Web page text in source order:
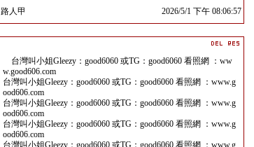
路人甲
2026/5/1 下午 08:06:57
台灣叫小姐Gleezy：good6060 或TG：good6060 看照網 ：ww
w.good606.com
台灣叫小姐Gleezy：good6060 或TG：good6060 看照網 ：www.g
ood606.com
台灣叫小姐Gleezy：good6060 或TG：good6060 看照網 ：www.g
ood606.com
台灣叫小姐Gleezy：good6060 或TG：good6060 看照網 ：www.g
ood606.com
台灣叫小姐Gleezy：good6060 或TG：good6060 看照網 ：www.g